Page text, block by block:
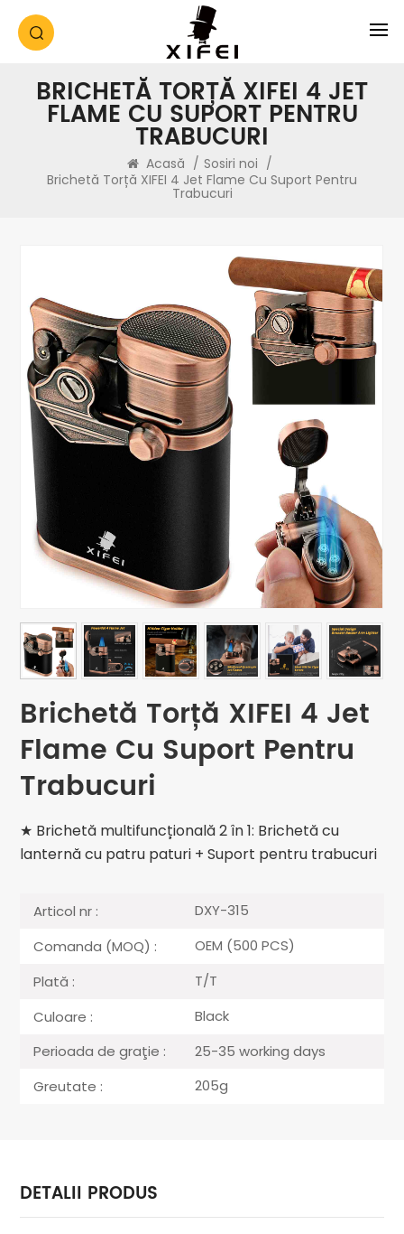
BRICHETĂ TORȚĂ XIFEI 4 JET
FLAME CU SUPORT PENTRU
TRABUCURI
Acasă / Sosiri noi /
Brichetă Torță XIFEI 4 Jet Flame Cu Suport Pentru
Trabucuri
Brichetă Torță XIFEI 4 Jet
Flame Cu Suport Pentru
Trabucuri
★ Brichetă multifuncțională 2 în 1: Brichetă cu
lanternă cu patru paturi + Suport pentru trabucuri
Articol nr :
DXY-315
Comanda (MOQ) :
OEM (500 PCS)
Plată :
T/T
Culoare :
Black
Perioada de graţie :
25-35 working days
Greutate :
205g
DETALII PRODUS